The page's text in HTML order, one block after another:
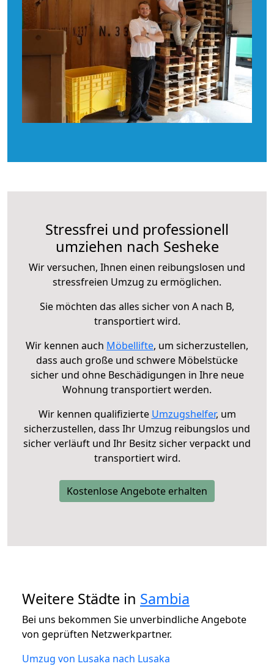
Stressfrei und professionell
umziehen nach Sesheke
Wir versuchen, Ihnen einen reibungslosen und
stressfreien Umzug zu ermöglichen.
Sie möchten das alles sicher von A nach B,
transportiert wird.
Wir kennen auch Möbellifte, um sicherzustellen,
dass auch große und schwere Möbelstücke
sicher und ohne Beschädigungen in Ihre neue
Wohnung transportiert werden.
Wir kennen qualifizierte Umzugshelfer, um
sicherzustellen, dass Ihr Umzug reibungslos und
sicher verläuft und Ihr Besitz sicher verpackt und
transportiert wird.
Kostenlose Angebote erhalten
Weitere Städte in Sambia
Bei uns bekommen Sie unverbindliche Angebote
von geprüften Netzwerkpartner.
Umzug von Lusaka nach Lusaka